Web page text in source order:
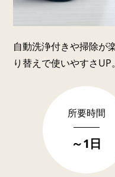
自動洗浄付きや掃除が
り替えで使いやすさUP
所要時間
～1日